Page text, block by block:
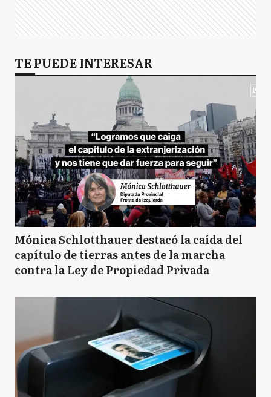
TE PUEDE INTERESAR
Mónica Schlotthauer destacó la caída del
capítulo de tierras antes de la marcha
contra la Ley de Propiedad Privada